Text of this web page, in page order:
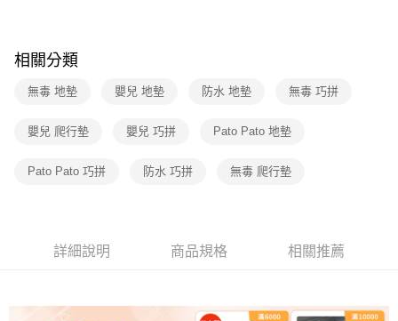
相關分類
無毒 地墊 嬰兒 地墊 防水 地墊 無毒 巧拼
嬰兒 爬行墊 嬰兒 巧拼 Pato Pato 地墊
Pato Pato 巧拼 防水 巧拼 無毒 爬行墊
詳細說明 商品規格 相關推薦